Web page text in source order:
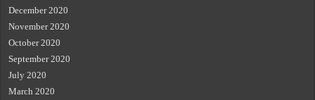
December 2020
November 2020
October 2020
September 2020
July 2020
March 2020